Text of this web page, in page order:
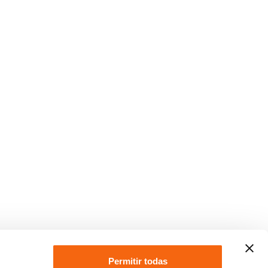
Permitir todas